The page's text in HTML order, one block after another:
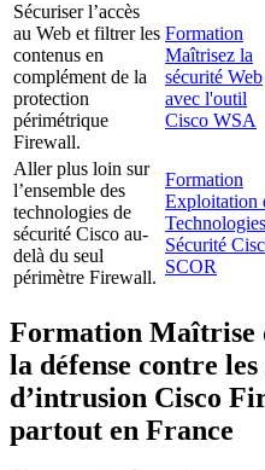
Sécuriser l’accès
au Web et filtrer les
contenus en
complément de la
protection
périmétrique
Firewall.
Formation
Maîtrisez la
sécurité Web
avec l'outil
Cisco WSA
Aller plus loin sur
l’ensemble des
technologies de
sécurité Cisco au-
delà du seul
périmètre Firewall.
Formation
Exploitation
Sécurité
SCOR
Formation Maîtrise
la défense contre
d’intrusion Cisco
partout en France